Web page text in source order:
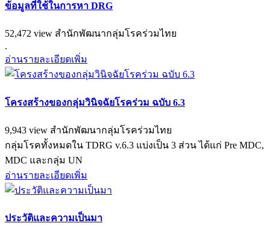
ข้อมูลที่ใช้ในการหา DRG
52,472 view สำนักพัฒนากลุ่มโรคร่วมไทย
.
อ่านรายละเอียดเพิ่ม
โครงสร้างของกลุ่มวินิจฉัยโรคร่วม ฉบับ 6.3
9,943 view สำนักพัฒนากลุ่มโรคร่วมไทย
กลุ่มโรคทั้งหมดใน TDRG v.6.3 แบ่งเป็น 3 ส่วน ได้แก่ Pre MDC,
MDC และกลุ่ม UN
อ่านรายละเอียดเพิ่ม
ประวัติและความเป็นมา